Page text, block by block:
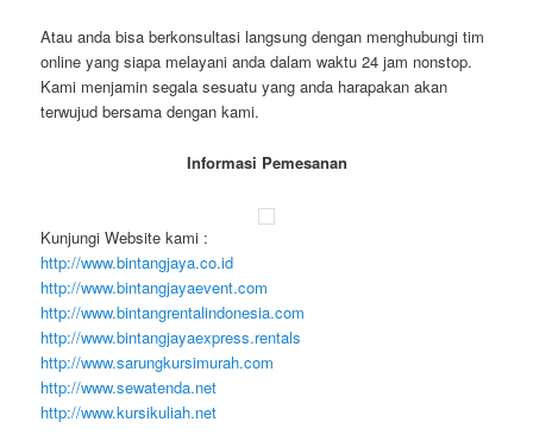
Atau anda bisa berkonsultasi langsung dengan menghubungi tim
online yang siapa melayani anda dalam waktu 24 jam nonstop.
Kami menjamin segala sesuatu yang anda harapakan akan
terwujud bersama dengan kami.
Informasi Pemesanan
Kunjungi Website kami :
http://www.bintangjaya.co.id
http://www.bintangjayaevent.com
http://www.bintangrentalindonesia.com
http://www.bintangjayaexpress.rentals
http://www.sarungkursimurah.com
http://www.sewatenda.net
http://www.kursikuliah.net